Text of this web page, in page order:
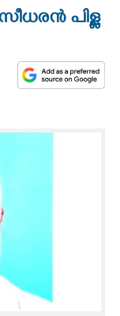
പിള്ള